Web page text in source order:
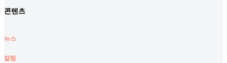
콘텐츠
뉴스
칼럼